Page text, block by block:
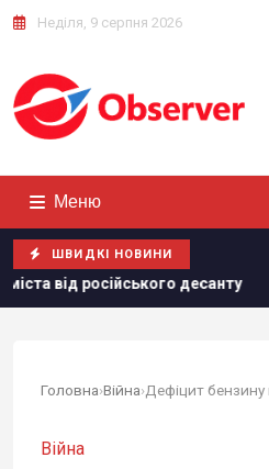
Неділя, 9 серпня 2026
Меню
ШВИДКІ НОВИНИ
десанту Україна купила
Головна›Війна›
Війна